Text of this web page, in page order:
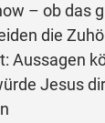
– ob das
die
Aussagen
Jesus